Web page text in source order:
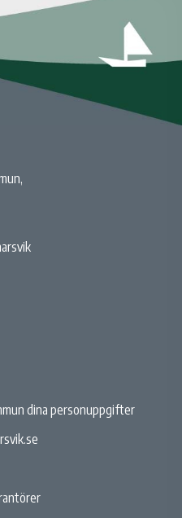
dina personuppgifter